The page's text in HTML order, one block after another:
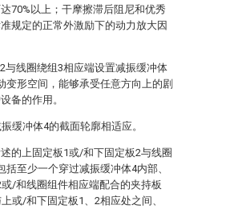
70%以上；干摩擦滞后阻尼和优秀
规定的正常外激励下的动力放大因
与线圈绕组3相应端设置减振缓冲体
变形空间，能够承受任意方向上的剧
备的作用。
缓冲体4的截面轮廓相适应。
的上固定板1或/和下固定板2与线圈
括至少一个穿过减振缓冲体4内部、
/和线圈组件相应端配合的夹持板
或/和下固定板1、2相应处之间、